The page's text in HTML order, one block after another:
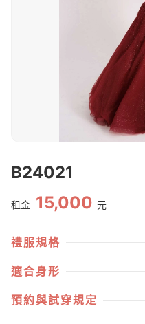
B24021
租金 15,000 元
禮服規格
適合身形
預約與試穿規定